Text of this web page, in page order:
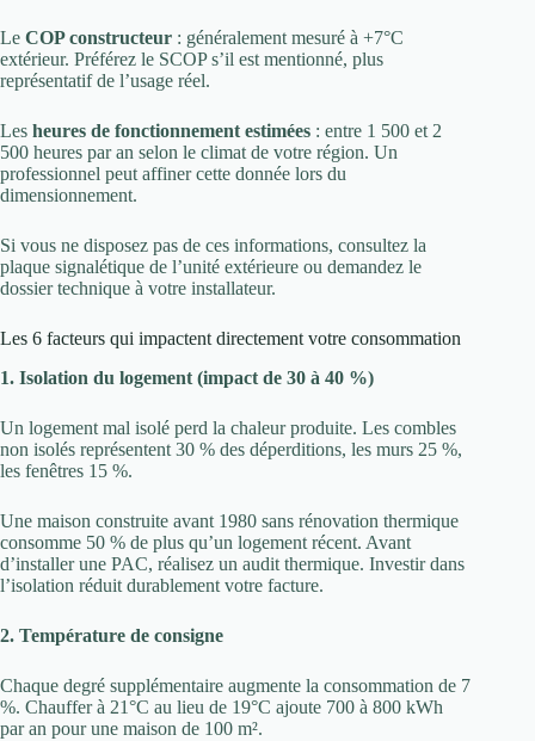
Le COP constructeur : généralement mesuré à +7°C
extérieur. Préférez le SCOP s’il est mentionné, plus
représentatif de l’usage réel.
Les heures de fonctionnement estimées : entre 1 500 et 2
500 heures par an selon le climat de votre région. Un
professionnel peut affiner cette donnée lors du
dimensionnement.
Si vous ne disposez pas de ces informations, consultez la
plaque signalétique de l’unité extérieure ou demandez le
dossier technique à votre installateur.
Les 6 facteurs qui impactent directement votre consommation
1. Isolation du logement (impact de 30 à 40 %)
Un logement mal isolé perd la chaleur produite. Les combles
non isolés représentent 30 % des déperditions, les murs 25 %,
les fenêtres 15 %.
Une maison construite avant 1980 sans rénovation thermique
consomme 50 % de plus qu’un logement récent. Avant
d’installer une PAC, réalisez un audit thermique. Investir dans
l’isolation réduit durablement votre facture.
2. Température de consigne
Chaque degré supplémentaire augmente la consommation de 7
%. Chauffer à 21°C au lieu de 19°C ajoute 700 à 800 kWh
par an pour une maison de 100 m².